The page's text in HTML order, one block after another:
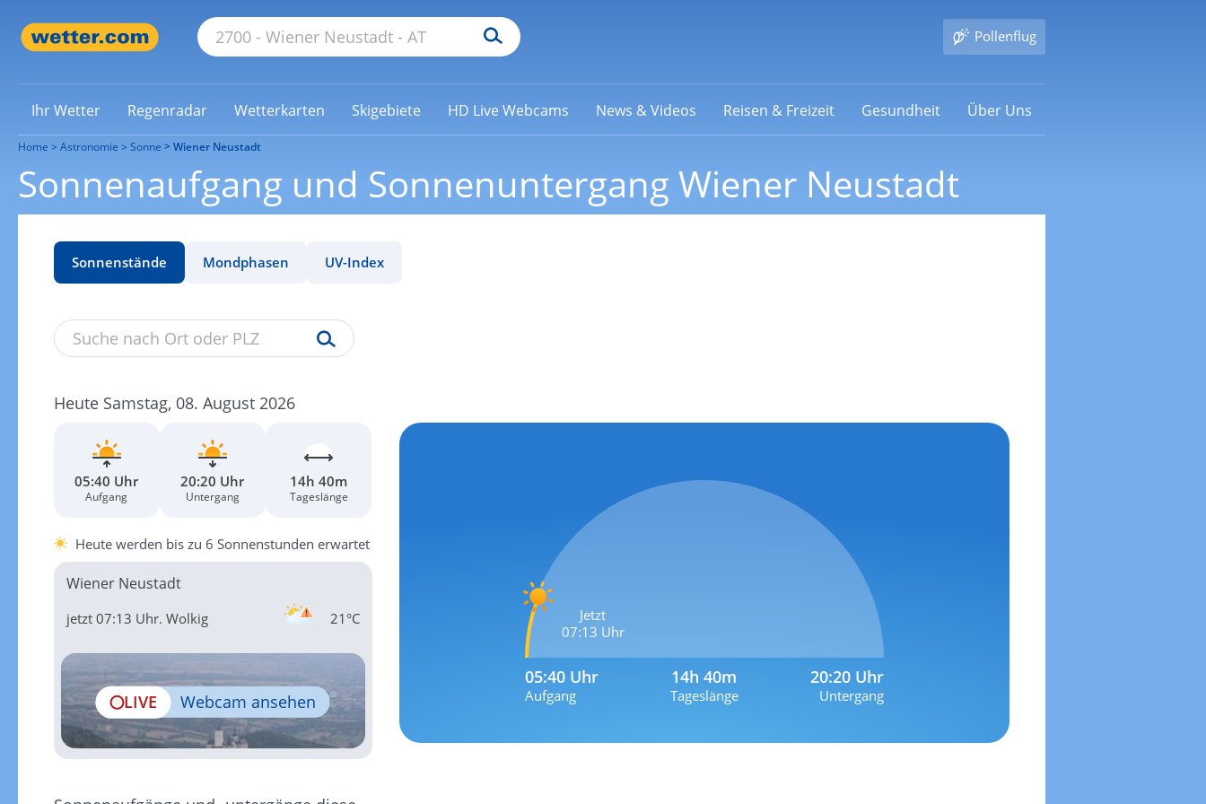
Pollenflug
Ihr Wetter Regenradar Wetterkarten Skigebiete HD Live Webcams News & Videos Reisen & Freizeit Gesundheit Über Uns
Home Astronomie Sonne Wiener Neustadt
Sonnenaufgang und Sonnenuntergang Wiener Neustadt
Sonnenstände Mondphasen UV-Index
Heute Samstag, 08. August 2026
05:40 Uhr
Aufgang
20:20 Uhr
Untergang
14h 40m
Tageslänge
Heute werden bis zu 6 Sonnenstunden erwartet
Wiener Neustadt
21°C
jetzt 07:13 Uhr. Wolkig
LIVE Webcam ansehen
Jetzt
07:13 Uhr
05:40 Uhr
Aufgang
14h 40m
Tageslänge
20:20 Uhr
Untergang